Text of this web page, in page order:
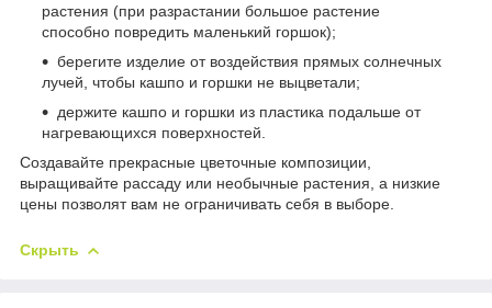
растения (при разрастании большое растение
способно повредить маленький горшок);
берегите изделие от воздействия прямых солнечных
лучей, чтобы кашпо и горшки не выцветали;
держите кашпо и горшки из пластика подальше от
нагревающихся поверхностей.
Создавайте прекрасные цветочные композиции,
выращивайте рассаду или необычные растения, а низкие
цены позволят вам не ограничивать себя в выборе.
Скрыть